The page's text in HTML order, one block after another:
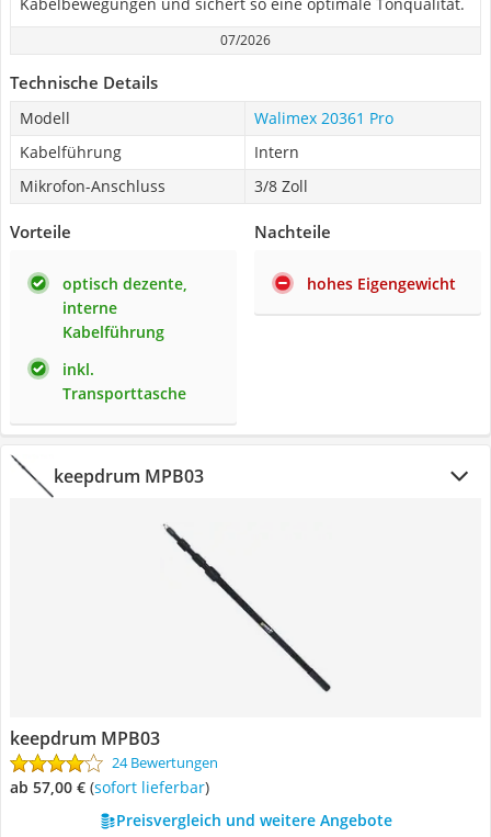
07/2026
Technische Details
Modell
Walimex 20361 Pro
Kabelführung
Intern
Mikrofon-Anschluss
3/8 Zoll
Vorteile
optisch dezente,
interne
Kabelführung
inkl.
Transporttasche
Nachteile
hohes Eigengewicht
keepdrum MPB03
keepdrum MPB03
24 Bewertungen
ab 57,00 € ( Sofort lieferbar)
Preisvergleich und weitere Angebote